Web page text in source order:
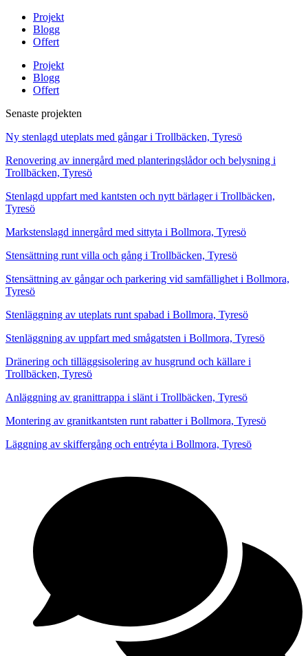
Projekt
Blogg
Offert
Projekt
Blogg
Offert
Senaste projekten
Ny stenlagd uteplats med gångar i Trollbäcken, Tyresö
Renovering av innergård med planteringslådor och belysning i
Trollbäcken, Tyresö
Stenlagd uppfart med kantsten och nytt bärlager i Trollbäcken,
Tyresö
Markstenslagd innergård med sittyta i Bollmora, Tyresö
Stensättning runt villa och gång i Trollbäcken, Tyresö
Stensättning av gångar och parkering vid samfällighet i Bollmora,
Tyresö
Stenläggning av uteplats runt spabad i Bollmora, Tyresö
Stenläggning av uppfart med smågatsten i Bollmora, Tyresö
Dränering och tilläggsisolering av husgrund och källare i
Trollbäcken, Tyresö
Anläggning av granittrappa i slänt i Trollbäcken, Tyresö
Montering av granitkantsten runt rabatter i Bollmora, Tyresö
Läggning av skiffergång och entréyta i Bollmora, Tyresö